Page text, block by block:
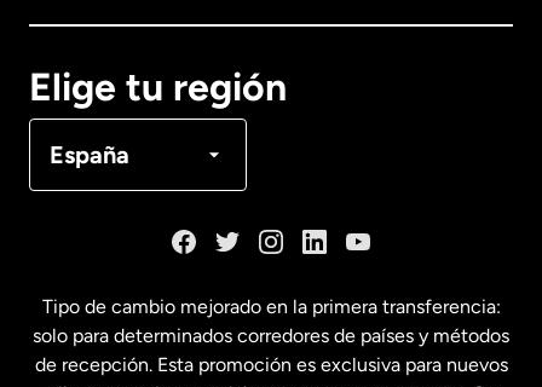
Elige tu región
España
Français
Estados Unidos English
Tipo de cambio mejorado en la primera transferencia:
solo para determinados corredores de países y métodos
de recepción. Esta promoción es exclusiva para nuevos